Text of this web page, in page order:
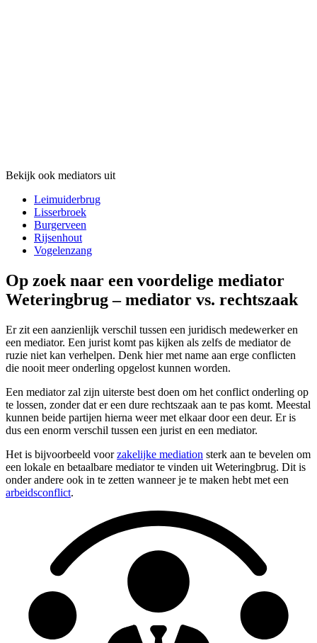
Bekijk ook mediators uit
Leimuiderbrug
Lisserbroek
Burgerveen
Rijsenhout
Vogelenzang
Op zoek naar een voordelige mediator
Weteringbrug – mediator vs. rechtszaak
Er zit een aanzienlijk verschil tussen een juridisch medewerker en
een mediator. Een jurist komt pas kijken als zelfs de mediator de
ruzie niet kan verhelpen. Denk hier met name aan erge conflicten
die nooit meer onderling opgelost kunnen worden.
Een mediator zal zijn uiterste best doen om het conflict onderling op
te lossen, zonder dat er een dure rechtszaak aan te pas komt. Meestal
kunnen beide partijen hierna weer met elkaar door een deur. Er is
dus een enorm verschil tussen een jurist en een mediator.
Het is bijvoorbeeld voorzakelijke mediation sterk aan te bevelen om
een lokale en betaalbare mediator te vinden uit Weteringbrug. Dit is
onder andere ook in te zetten wanneer je te maken hebt met een
arbeidsconflict.